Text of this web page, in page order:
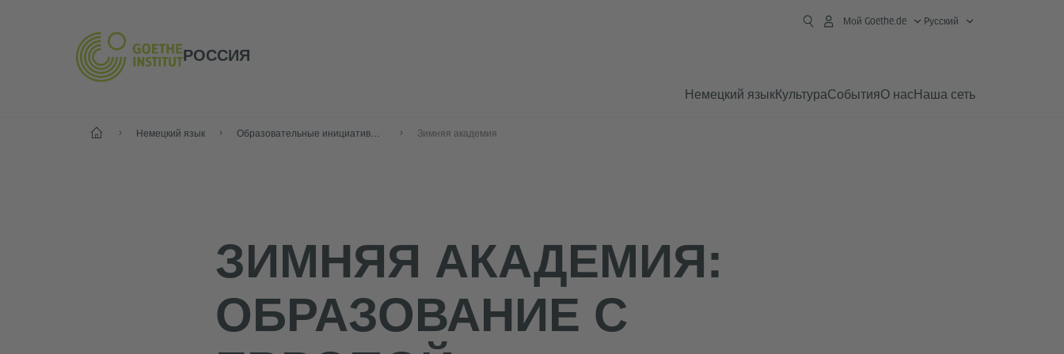
РОССИЯ
Мой Goethe.de Pусский
Немецкий языкКультураСобытияО насНаша сеть
Старт Немецкий язык Зимняя академия
ЗИМНЯЯ АКАДЕМИЯ:
ОБРАЗОВАНИЕ С